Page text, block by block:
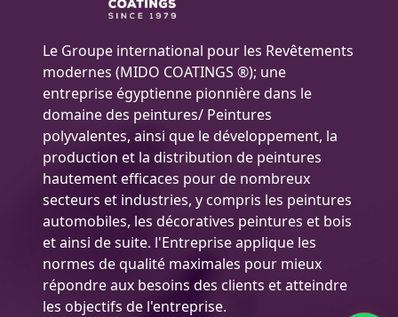
Le Groupe international pour les Revêtements
modernes (MIDO COATINGS ®); une
entreprise égyptienne pionnière dans le
domaine des peintures/ Peintures
polyvalentes, ainsi que le développement, la
production et la distribution de peintures
hautement efficaces pour de nombreux
secteurs et industries, y compris les peintures
automobiles, les décoratives peintures et bois
et ainsi de suite. l'Entreprise applique les
normes de qualité maximales pour mieux
répondre aux besoins des clients et atteindre
les objectifs de l'entreprise.